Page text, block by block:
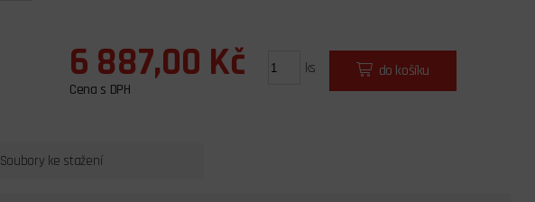
6 887,00 Kč
Cena s DPH
ks do košíku
Soubory ke stažení